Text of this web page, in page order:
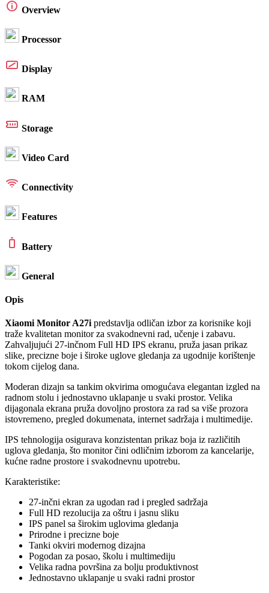
Overview
Processor
Display
RAM
Storage
Video Card
Connectivity
Features
Battery
General
Opis
Xiaomi Monitor A27ipredstavlja odličan izbor za korisnike koji
traže kvalitetan monitor za svakodnevni rad, učenje i zabavu.
Zahvaljujući 27-inčnom Full HD IPS ekranu, pruža jasan prikaz
slike, precizne boje i široke uglove gledanja za ugodnije korištenje
tokom cijelog dana.
Moderan dizajn sa tankim okvirima omogućava elegantan izgled na
radnom stolu i jednostavno uklapanje u svaki prostor. Velika
dijagonala ekrana pruža dovoljno prostora za rad sa više prozora
istovremeno, pregled dokumenata, internet sadržaja i multimedije.
IPS tehnologija osigurava konzistentan prikaz boja iz različitih
uglova gledanja, što monitor čini odličnim izborom za kancelarije,
kućne radne prostore i svakodnevnu upotrebu.
Karakteristike:
27-inčni ekran za ugodan rad i pregled sadržaja
Full HD rezolucija za oštru i jasnu sliku
IPS panel sa širokim uglovima gledanja
Prirodne i precizne boje
Tanki okviri modernog dizajna
Pogodan za posao, školu i multimediju
Velika radna površina za bolju produktivnost
Jednostavno uklapanje u svaki radni prostor